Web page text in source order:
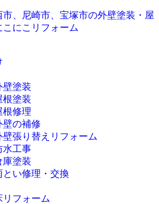
壁塗装
根塗装
根修理
壁の補修
壁張り替えリフォーム
水工事
庫塗装
とい修理・交換
リフォーム